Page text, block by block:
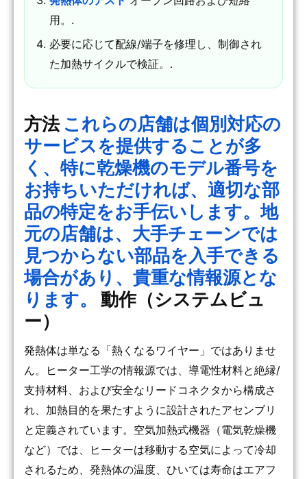
用。.
必要に応じて配線/端子を修理し、制御され
た加熱サイクルで検証。.
方法 これらの店舗は個別対応の
サービスを提供することが多
く、特に乾燥機のモデル番号を
お持ちいただければ、適切な部
品の特定をお手伝いします。地
元の店舗は、大手チェーンでは
見つからない部品を入手できる
場合があり、貴重な情報源とな
ります。
動作（システムビュ
ー）
発熱体は単なる「熱くなるワイヤー」ではありませ
ん。ヒーター工学の情報源では、導電性材料と絶縁/
支持材料、および安全なリードコネクタから構成さ
れ、加熱目的を果たすように設計されたアセンブリ
と定義されています。空気加熱式機器（電気乾燥機
など）では、ヒーターは移動する空気によって冷却
されるため、発熱体の温度、ひいては寿命はエアフ